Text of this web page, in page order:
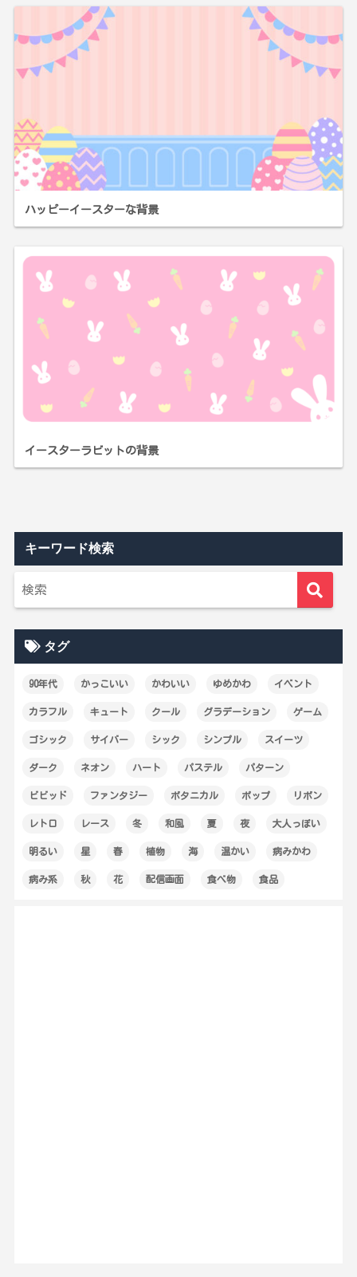
ハッピーイースターな背景
イースターラビットの背景
キーワード検索
タグ
90年代 かっこいい かわいい ゆめかわ イベント
カラフル キュート クール グラデーション ゲーム
ゴシック サイバー シック シンプル スイーツ
ダーク ネオン ハート パステル パターン
ビビッド ファンタジー ボタニカル ポップ リボン
レトロ レース 冬 和風 夏 夜 大人っぽい
明るい 星 春 植物 海 温かい 病みかわ
病み系 秋 花 配信画面 食べ物 食品